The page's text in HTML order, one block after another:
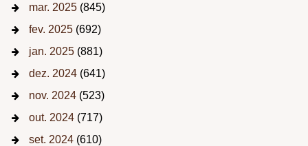
mar. 2025 (845)
fev. 2025 (692)
jan. 2025 (881)
dez. 2024 (641)
nov. 2024 (523)
out. 2024 (717)
set. 2024 (610)